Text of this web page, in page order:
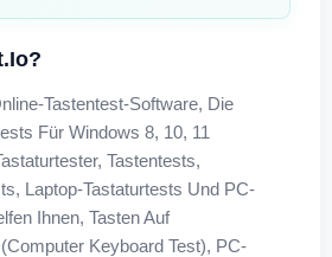
Tastentest-Software, Die
Für Windows 8, 10, 11
Tastentests,
Laptop-Tastaturtests Und PC-
Ihnen, Tasten Auf
Keyboard Test), PC-